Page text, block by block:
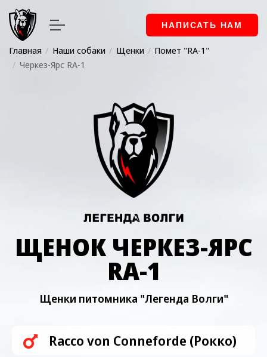
НАПИСАТЬ НАМ
Главная Наши собаки Щенки
Помет "RA-1"
Черкез-Ярс RA-1
ЩЕНОК ЧЕРКЕЗ-ЯРС
RA-1
Щенки питомника "Легенда Волги"
Racco von Conneforde (Рокко)